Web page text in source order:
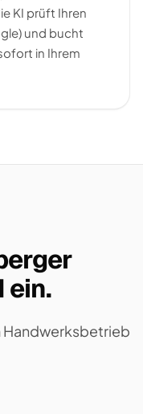
KI prüft Ihren
und bucht
in Ihrem
ein.
Handwerksbetrieb